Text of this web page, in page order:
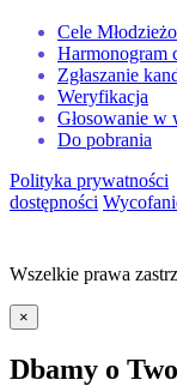
Cele
Harmonogram
Zgłaszanie
Weryfikacja
Głosowanie w
Do pobrania
Polityka prywatności
dostępności
Wszelkie prawa
×
Dbamy o